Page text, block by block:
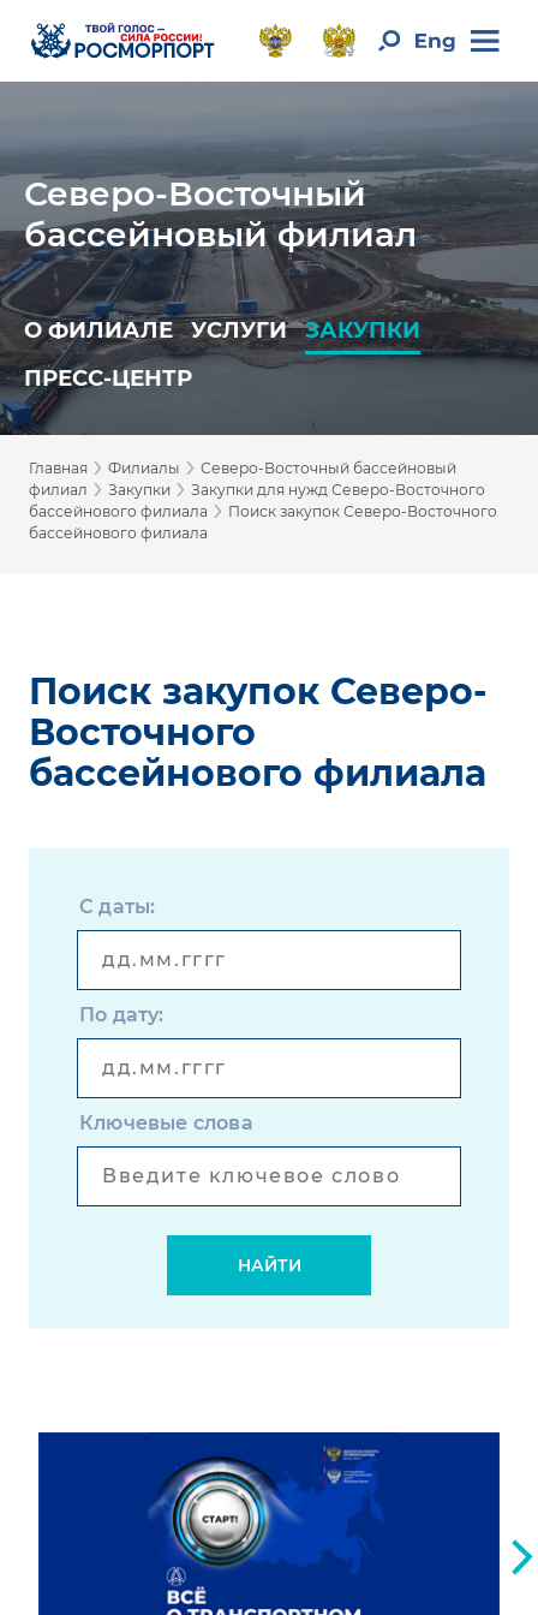
Северо-Восточный
бассейновый филиал
О ФИЛИАЛЕ УСЛУГИ
ЗАКУПКИ
ПРЕСС-ЦЕНТР
Главная › Филиалы › Северо-Восточный бассейновый
филиал › Закупки › Закупки для нужд Северо-Восточного
бассейнового филиала › Поиск закупок Северо-Восточного
бассейнового филиала
Поиск закупок Северо-
Восточного
бассейнового филиала
С даты:
По дату:
Ключевые слова